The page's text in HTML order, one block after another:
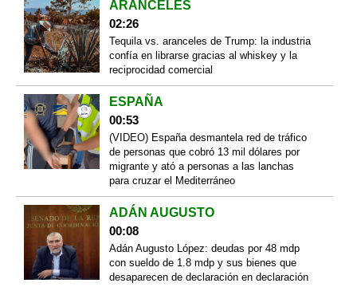
ARANCELES
02:26
Tequila vs. aranceles de Trump: la industria
confía en librarse gracias al whiskey y la
reciprocidad comercial
ESPAÑA
00:53
(VIDEO) España desmantela red de tráfico
de personas que cobró 13 mil dólares por
migrante y ató a personas a las lanchas
para cruzar el Mediterráneo
ADÁN AUGUSTO
00:08
Adán Augusto López: deudas por 48 mdp
con sueldo de 1.8 mdp y sus bienes que
desaparecen de declaración en declaración